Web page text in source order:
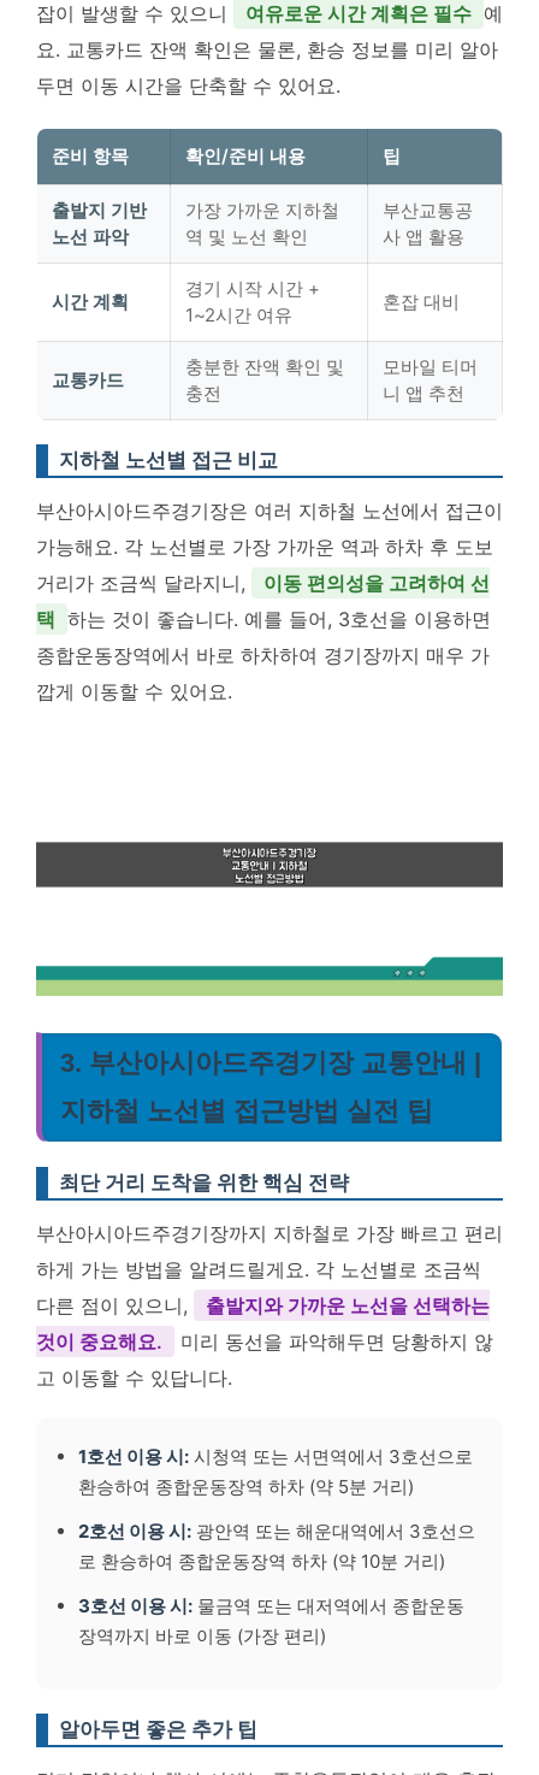
잡이 발생할 수 있으니
여유로운 시간 계획은 필수 예
요. 교통카드 잔액 확인은 물론, 환승 정보를 미리 알아
두면 이동 시간을 단축할 수 있어요.
준비 항목 확인/준비 내용 팁
출발지 기반
노선 파악
가장 가까운 지하철
역 및 노선 확인
부산교통공
사 앱 활용
시간 계획
경기 시작 시간 +
1~2시간 여유
혼잡 대비
교통카드
충분한 잔액 확인 및
충전
모바일 티머
니 앱 추천
지하철 노선별 접근 비교
부산아시아드주경기장은 여러 지하철 노선에서 접근이
가능해요. 각 노선별로 가장 가까운 역과 하차 후 도보
거리가 조금씩 달라지니,
이동 편의성을 고려하여 선
택 하는 것이 좋습니다. 예를 들어, 3호선을 이용하면
종합운동장역에서 바로 하차하여 경기장까지 매우 가
깝게 이동할 수 있어요.
3. 부산아시아드주경기장 교통안내 |
지하철 노선별 접근방법 실전 팁
최단 거리 도착을 위한 핵심 전략
부산아시아드주경기장까지 지하철로 가장 빠르고 편리
하게 가는 방법을 알려드릴게요. 각 노선별로 조금씩
다른 점이 있으니,
출발지와 가까운 노선을 선택하는
것이 중요해요.
미리 동선을 파악해두면 당황하지 않
고 이동할 수 있답니다.
1호선 이용 시: 시청역 또는 서면역에서 3호선으로
환승하여 종합운동장역 하차 (약 5분 거리)
2호선 이용 시: 광안역 또는 해운대역에서 3호선으
로 환승하여 종합운동장역 하차 (약 10분 거리)
3호선 이용 시: 물금역 또는 대저역에서 종합운동
장역까지 바로 이동 (가장 편리)
알아두면 좋은 추가 팁